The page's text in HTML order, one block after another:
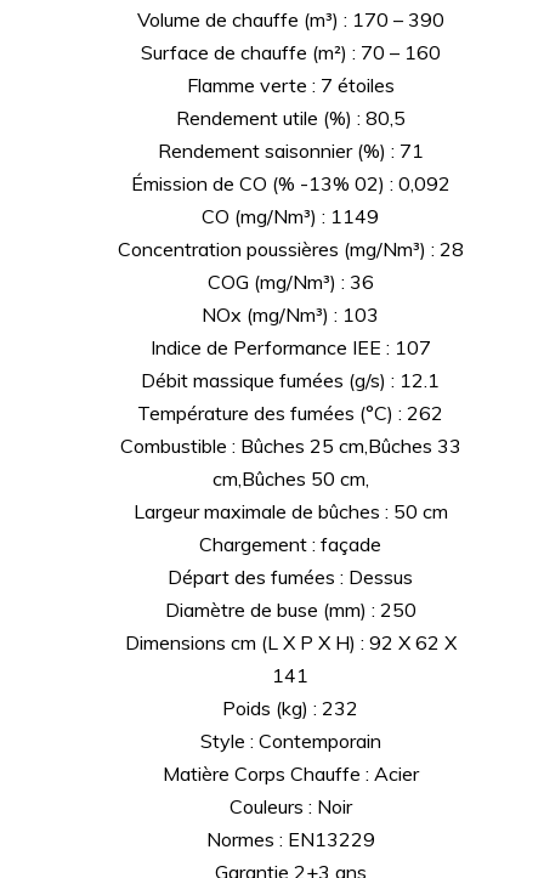
Volume de chauffe (m³) : 170 – 390
Surface de chauffe (m²) : 70 – 160
Flamme verte : 7 étoiles
Rendement utile (%) : 80,5
Rendement saisonnier (%) : 71
Émission de CO (% -13% 02) : 0,092
CO (mg/Nm³) : 1149
Concentration poussières (mg/Nm³) : 28
COG (mg/Nm³) : 36
NOx (mg/Nm³) : 103
Indice de Performance IEE : 107
Débit massique fumées (g/s) : 12.1
Température des fumées (°C) : 262
Combustible : Bûches 25 cm,Bûches 33
cm,Bûches 50 cm,
Largeur maximale de bûches : 50 cm
Chargement : façade
Départ des fumées : Dessus
Diamètre de buse (mm) : 250
Dimensions cm (L X P X H) : 92 X 62 X
141
Poids (kg) : 232
Style : Contemporain
Matière Corps Chauffe : Acier
Couleurs : Noir
Normes : EN13229
Garantie 2+3 ans